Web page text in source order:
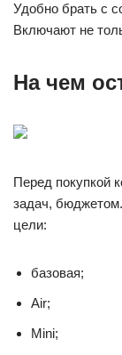
Удобно брать с
Включают не
На чем
Перед покупкой
задач,
цели:
базовая;
Air;
Mini;